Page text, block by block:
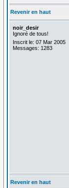
Revenir en haut
noir_desir
Ignoré de tous!
Inscrit le: 07 Mar 2005
Messages: 1283
Revenir en haut